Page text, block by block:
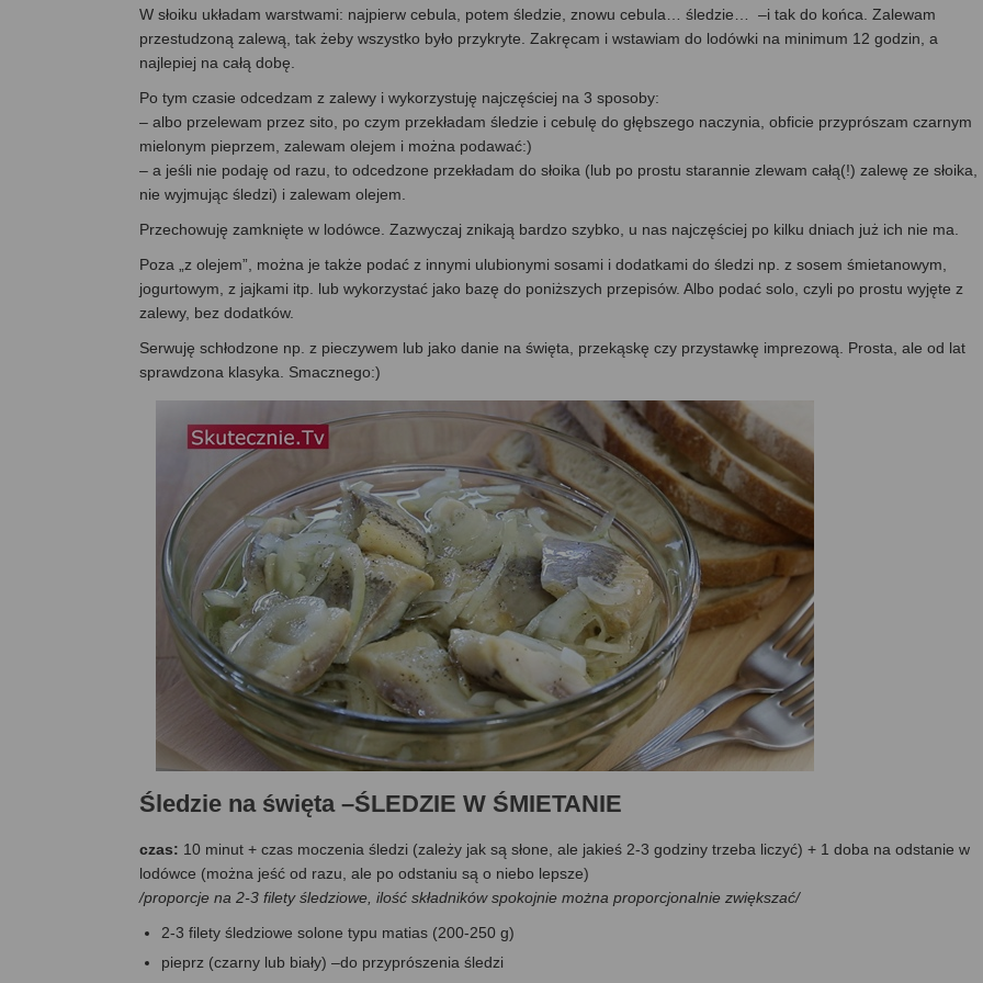
W słoiku układam warstwami: najpierw cebula, potem śledzie, znowu cebula… śledzie… –i tak do końca. Zalewam
przestudzoną zalewą, tak żeby wszystko było przykryte. Zakręcam i wstawiam do lodówki na minimum 12 godzin, a
najlepiej na całą dobę.
Po tym czasie odcedzam z zalewy i wykorzystuję najczęściej na 3 sposoby:
– albo przelewam przez sito, po czym przekładam śledzie i cebulę do głębszego naczynia, obficie przyprószam czarnym
mielonym pieprzem, zalewam olejem i można podawać:)
– a jeśli nie podaję od razu, to odcedzone przekładam do słoika (lub po prostu starannie zlewam całą(!) zalewę ze słoika,
nie wyjmując śledzi) i zalewam olejem.
Przechowuję zamknięte w lodówce. Zazwyczaj znikają bardzo szybko, u nas najczęściej po kilku dniach już ich nie ma.
Poza „z olejem”, można je także podać z innymi ulubionymi sosami i dodatkami do śledzi np. z sosem śmietanowym,
jogurtowym, z jajkami itp. lub wykorzystać jako bazę do poniższych przepisów. Albo podać solo, czyli po prostu wyjęte z
zalewy, bez dodatków.
Serwuję schłodzone np. z pieczywem lub jako danie na święta, przekąskę czy przystawkę imprezową. Prosta, ale od lat
sprawdzona klasyka. Smacznego:)
Śledzie na święta –ŚLEDZIE W ŚMIETANIE
czas: 10 minut + czas moczenia śledzi (zależy jak są słone, ale jakieś 2-3 godziny trzeba liczyć) + 1 doba na odstanie w
lodówce (można jeść od razu, ale po odstaniu są o niebo lepsze)
/proporcje na 2-3 filety śledziowe, ilość składników spokojnie można proporcjonalnie zwiększać/
2-3 filety śledziowe solone typu matias (200-250 g)
pieprz (czarny lub biały) –do przyprószenia śledzi